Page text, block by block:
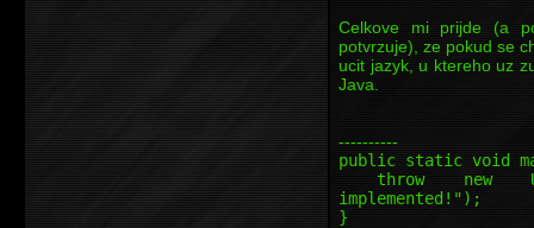
Celkove mi prijde (a
potvrzuje), ze pokud se
ucit jazyk, u ktereho uz
Java.
----------
public static void
throw new
implemented!");
}